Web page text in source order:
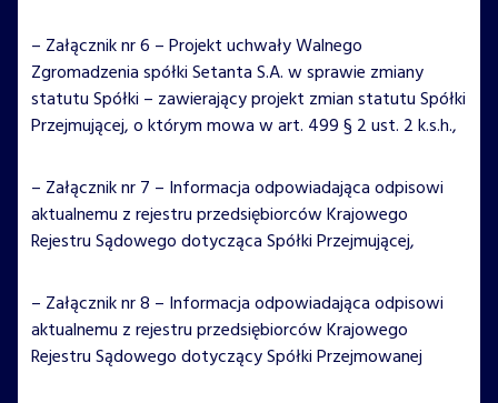
– Załącznik nr 6 – Projekt uchwały Walnego
Zgromadzenia spółki Setanta S.A. w sprawie zmiany
statutu Spółki – zawierający projekt zmian statutu Spółki
Przejmującej, o którym mowa w art. 499 § 2 ust. 2 k.s.h.,
– Załącznik nr 7 – Informacja odpowiadająca odpisowi
aktualnemu z rejestru przedsiębiorców Krajowego
Rejestru Sądowego dotycząca Spółki Przejmującej,
– Załącznik nr 8 – Informacja odpowiadająca odpisowi
aktualnemu z rejestru przedsiębiorców Krajowego
Rejestru Sądowego dotyczący Spółki Przejmowanej